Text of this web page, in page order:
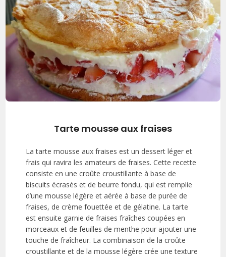
Tarte mousse aux fraises
La tarte mousse aux fraises est un dessert léger et
frais qui ravira les amateurs de fraises. Cette recette
consiste en une croûte croustillante à base de
biscuits écrasés et de beurre fondu, qui est remplie
d’une mousse légère et aérée à base de purée de
fraises, de crème fouettée et de gélatine. La tarte
est ensuite garnie de fraises fraîches coupées en
morceaux et de feuilles de menthe pour ajouter une
touche de fraîcheur. La combinaison de la croûte
croustillante et de la mousse légère crée une texture